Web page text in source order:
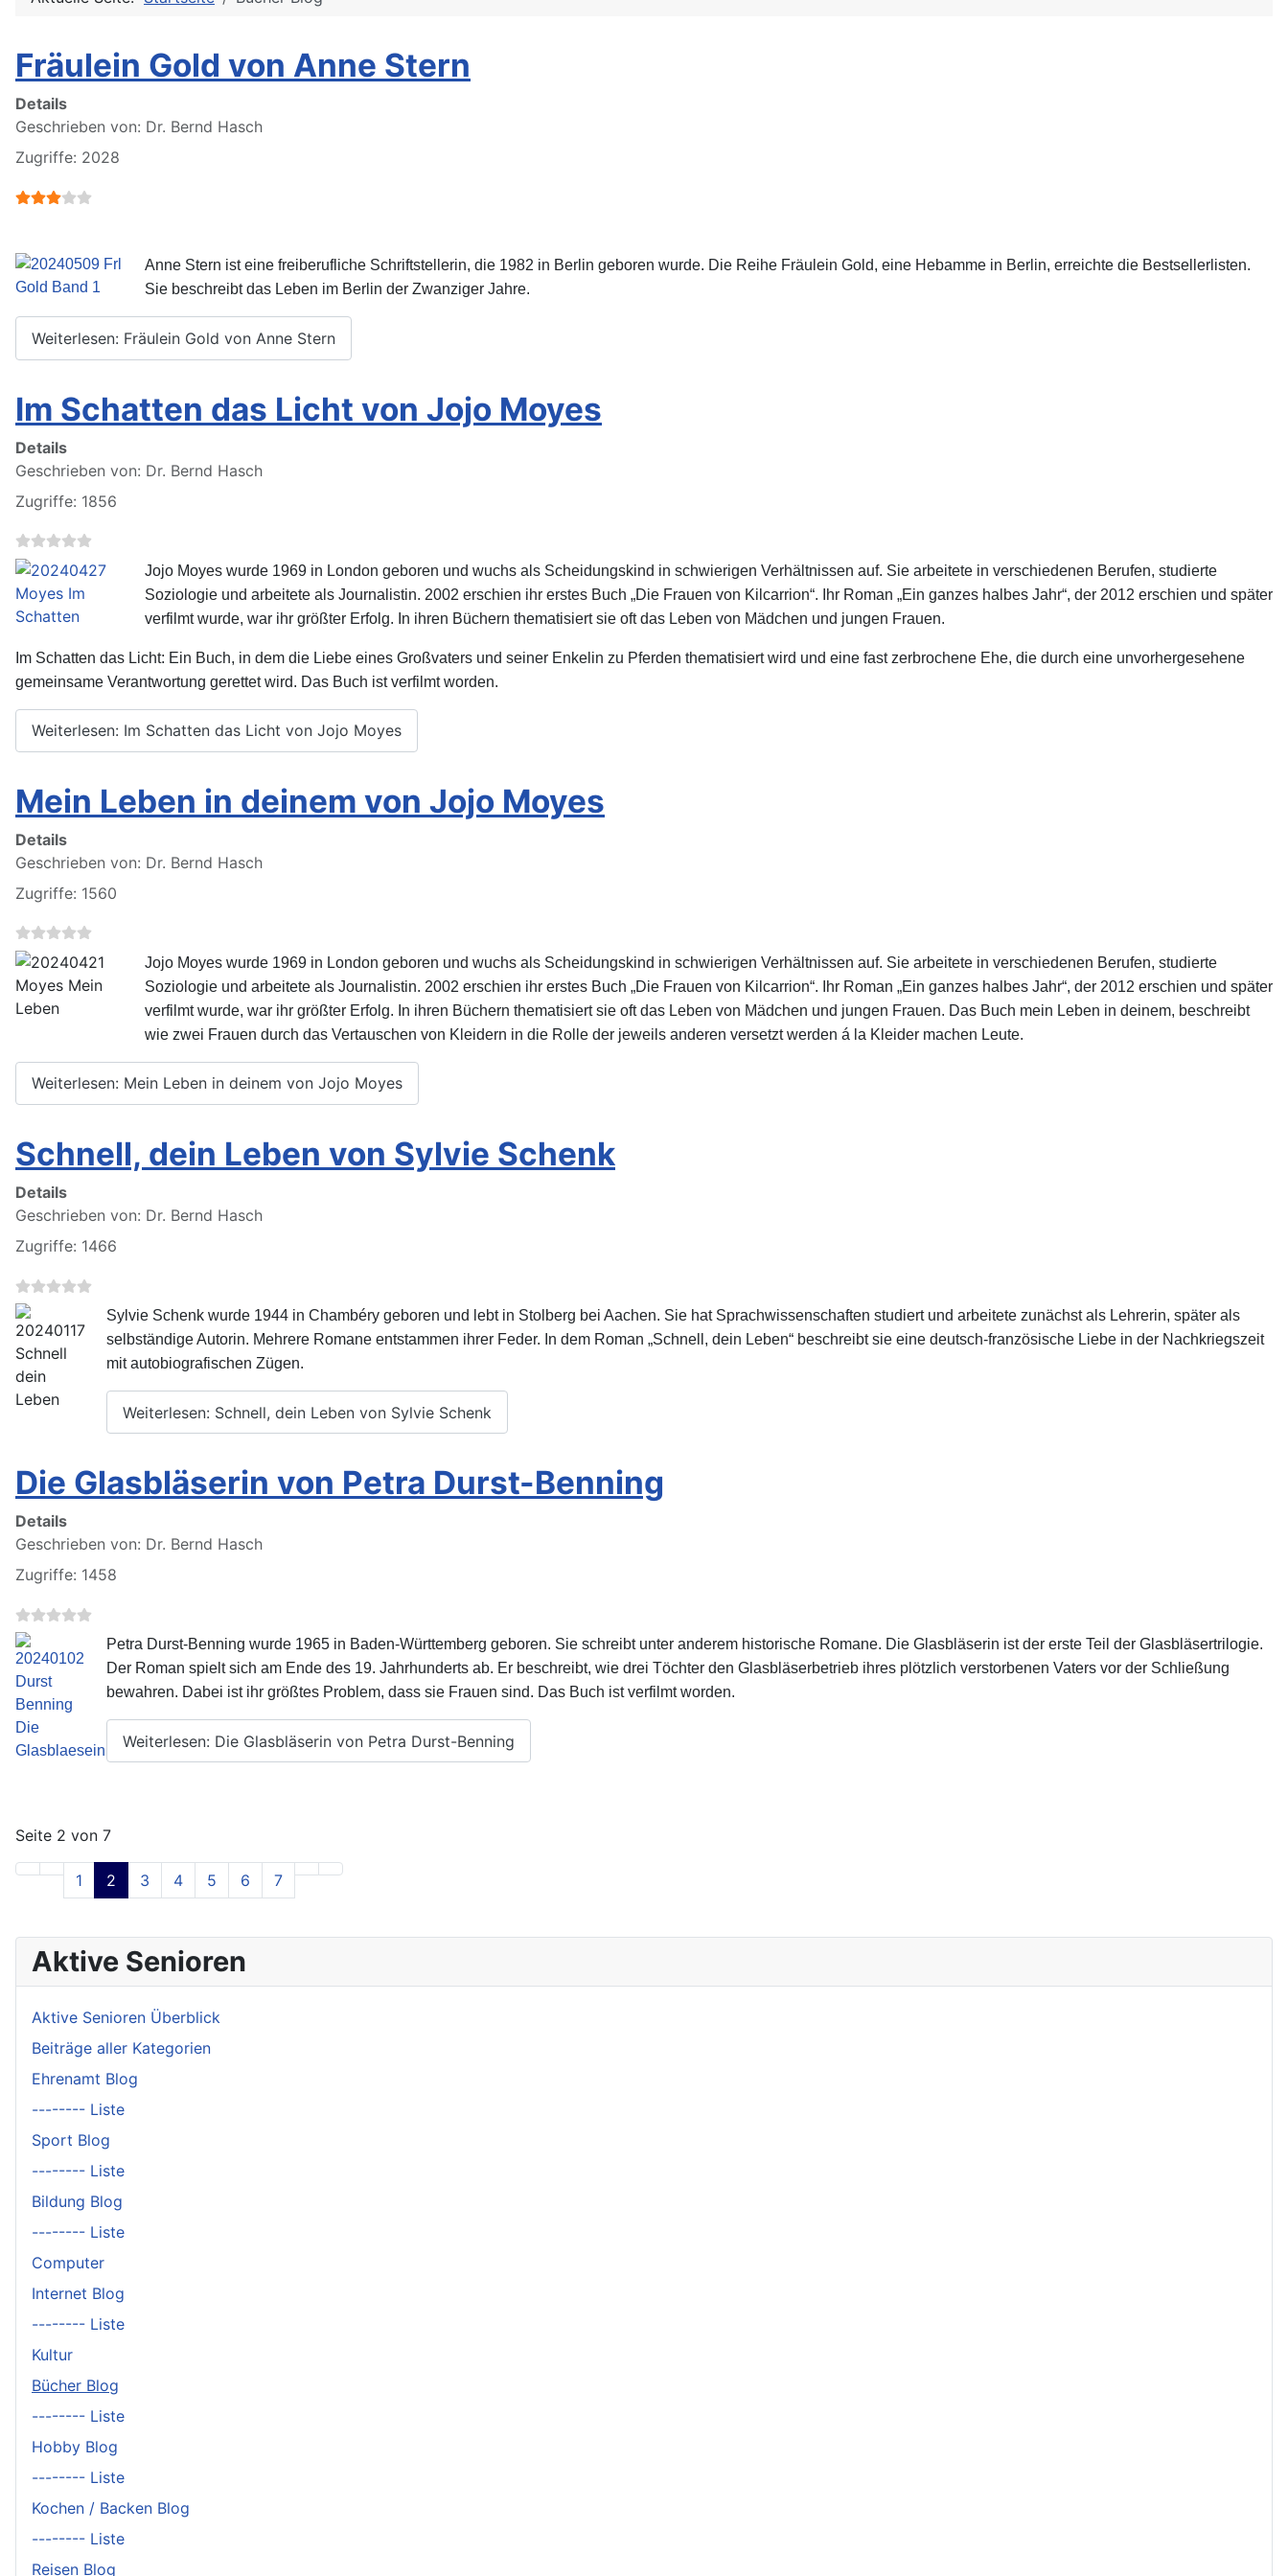
Aktive Senioren
Aktive Senioren Überblick
Beiträge aller Kategorien
Ehrenamt Blog
-------- Liste
Sport Blog
-------- Liste
Bildung Blog
-------- Liste
Computer
Internet Blog
-------- Liste
Kultur
Bücher Blog
-------- Liste
Hobby Blog
-------- Liste
Kochen / Backen Blog
-------- Liste
Reisen Blog
Fräulein Gold von Anne Stern
Details
Geschrieben von: Dr. Bernd Hasch
Zugriffe: 2028
Bewertung:
Anne Stern ist eine freiberufliche Schriftstellerin, die 1982 in Berlin geboren wurde. Die Reihe Fräulein Gold, eine Hebamme in Berlin, erreichte die Bestsellerlisten.
Sie beschreibt das Leben im Berlin der Zwanziger Jahre.
Weiterlesen: Fräulein Gold von Anne Stern
Im Schatten das Licht von Jojo Moyes
Details
Geschrieben von: Dr. Bernd Hasch
Zugriffe: 1856
Jojo Moyes wurde 1969 in London geboren und wuchs als Scheidungskind in schwierigen Verhältnissen auf. Sie arbeitete in verschiedenen Berufen, studierte
Soziologie und arbeitete als Journalistin. 2002 erschien ihr erstes Buch „Die Frauen von Kilcarrion“. Ihr Roman „Ein ganzes halbes Jahr“, der 2012 erschien und später
verfilmt wurde, war ihr größter Erfolg. In ihren Büchern thematisiert sie oft das Leben von Mädchen und jungen Frauen.
Im Schatten das Licht: Ein Buch, in dem die Liebe eines Großvaters und seiner Enkelin zu Pferden thematisiert wird und eine fast zerbrochene Ehe, die durch eine unvorhergesehene
gemeinsame Verantwortung gerettet wird. Das Buch ist verfilmt worden.
Weiterlesen: Im Schatten das Licht von Jojo Moyes
Mein Leben in deinem von Jojo Moyes
Details
Geschrieben von: Dr. Bernd Hasch
Zugriffe: 1560
Jojo Moyes wurde 1969 in London geboren und wuchs als Scheidungskind in schwierigen Verhältnissen auf. Sie arbeitete in verschiedenen Berufen, studierte
Soziologie und arbeitete als Journalistin. 2002 erschien ihr erstes Buch „Die Frauen von Kilcarrion“. Ihr Roman „Ein ganzes halbes Jahr“, der 2012 erschien und später
verfilmt wurde, war ihr größter Erfolg. In ihren Büchern thematisiert sie oft das Leben von Mädchen und jungen Frauen. Das Buch mein Leben in deinem, beschreibt
wie zwei Frauen durch das Vertauschen von Kleidern in die Rolle der jeweils anderen versetzt werden á la Kleider machen Leute.
Weiterlesen: Mein Leben in deinem von Jojo Moyes
Schnell, dein Leben von Sylvie Schenk
Details
Geschrieben von: Dr. Bernd Hasch
Zugriffe: 1466
Sylvie Schenk wurde 1944 in Chambéry geboren und lebt in Stolberg bei Aachen. Sie hat Sprachwissenschaften studiert und arbeitete zunächst als Lehrerin, später als
selbständige Autorin. Mehrere Romane entstammen ihrer Feder. In dem Roman „Schnell, dein Leben“ beschreibt sie eine deutsch-französische Liebe in der Nachkriegszeit
mit autobiografischen Zügen.
Weiterlesen: Schnell, dein Leben von Sylvie Schenk
Die Glasbläserin von Petra Durst-Benning
Details
Geschrieben von: Dr. Bernd Hasch
Zugriffe: 1458
Petra Durst-Benning wurde 1965 in Baden-Württemberg geboren. Sie schreibt unter anderem historische Romane. Die Glasbläserin ist der erste Teil der Glasbläsertrilogie.
Der Roman spielt sich am Ende des 19. Jahrhunderts ab. Er beschreibt, wie drei Töchter den Glasbläserbetrieb ihres plötzlich verstorbenen Vaters vor der Schließung
bewahren. Dabei ist ihr größtes Problem, dass sie Frauen sind. Das Buch ist verfilmt worden.
Weiterlesen: Die Glasbläserin von Petra Durst-Benning
Seite 2 von 7
1 2 3 4 5 6 7